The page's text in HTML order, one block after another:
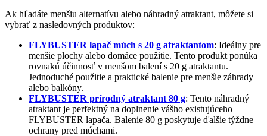
Ak hľadáte menšiu alternatívu alebo náhradný atraktant, môžete si
vybrať z nasledovných produktov:
FLYBUSTER lapač múch s 20 g atraktantom: Ideálny pre
menšie plochy alebo domáce použitie. Tento produkt ponúka
rovnakú účinnosť v menšom balení s 20 g atraktantu.
Jednoduché použitie a praktické balenie pre menšie záhrady
alebo balkóny.
FLYBUSTER prírodný atraktant 80 g: Tento náhradný
atraktant je perfektný na doplnenie vášho existujúceho
FLYBUSTER lapača. Balenie 80 g poskytuje ďalšie týždne
ochrany pred múchami.